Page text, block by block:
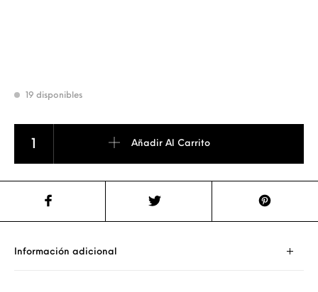
19 disponibles
Añadir Al Carrito
Información adicional